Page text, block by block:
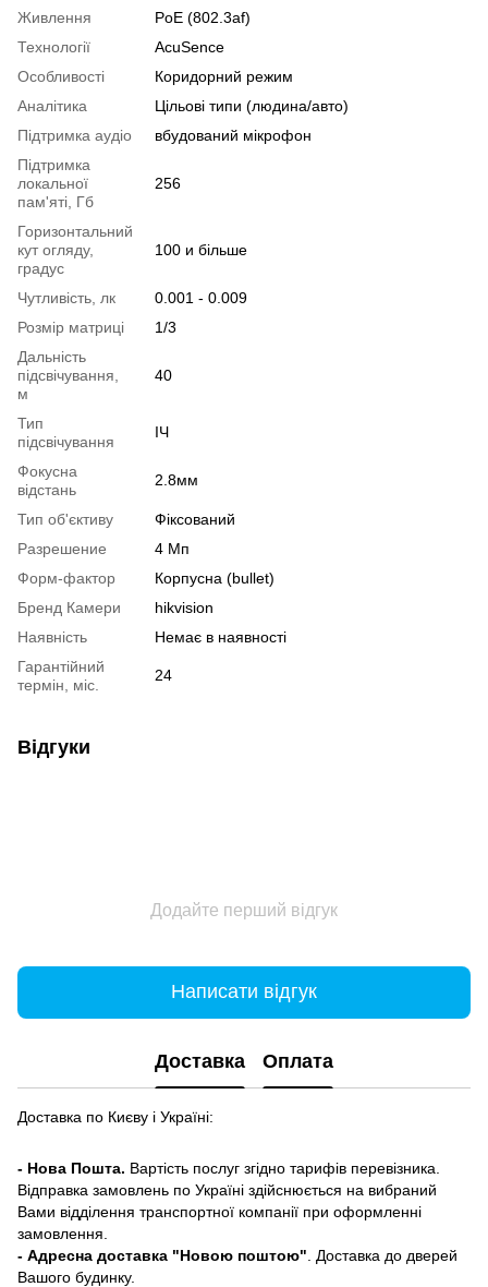
Живлення
PoE (802.3af)
Технології
AcuSence
Особливості
Коридорний режим
Аналітика
Цільові типи (людина/авто)
Підтримка аудіо
вбудований мікрофон
Підтримка
локальної
пам'яті, Гб
256
Горизонтальний
кут огляду,
градус
100 и більше
Чутливість, лк
0.001 - 0.009
Розмір матриці
1/3
Дальність
підсвічування,
м
40
Тип
підсвічування
ІЧ
Фокусна
відстань
2.8мм
Тип об'єктиву
Фіксований
Разрешение
4 Мп
Форм-фактор
Корпусна (bullet)
Бренд Камери
hikvision
Наявність
Немає в наявності
Гарантійний
термін, міс.
24
Відгуки
Додайте перший відгук
Написати відгук
Доставка Оплата
Доставка по Києву і Україні:
- Нова Пошта. Вартість послуг згідно тарифів перевізника.
Відправка замовлень по Україні здійснюється на вибраний
Вами відділення транспортної компанії при оформленні
замовлення.
- Адресна доставка "Новою поштою" . Доставка до дверей
Вашого будинку.